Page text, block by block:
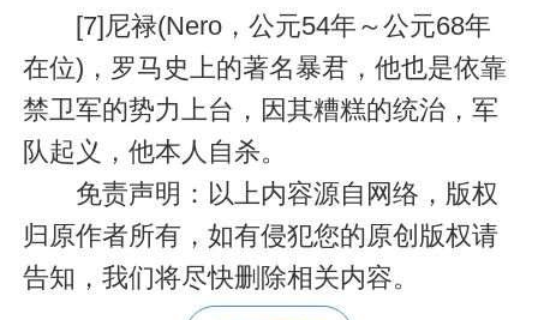
[7]尼禄(Nero，公元54年～公元68年
在位)，罗马史上的著名暴君，他也是依靠
禁卫军的势力上台，因其糟糕的统治，军
队起义，他本人自杀。
免责声明：以上内容源自网络，版权
归原作者所有，如有侵犯您的原创版权请
告知，我们将尽快删除相关内容。